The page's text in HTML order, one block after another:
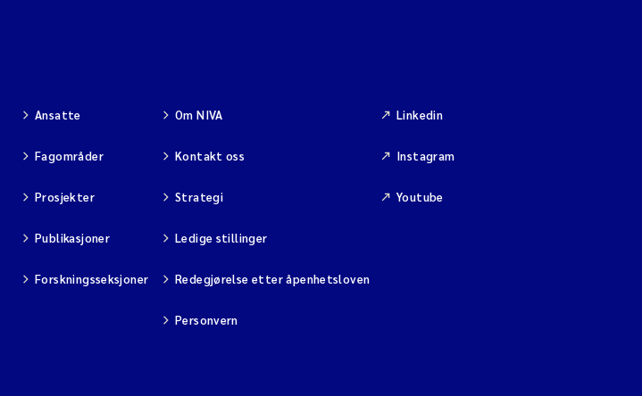
Ansatte
Fagområder
Prosjekter
Publikasjoner
Forskningsseksjoner
Om NIVA
Kontakt oss
Strategi
Ledige stillinger
Redegjørelse etter åpenhetsloven
Personvern
Linkedin
Instagram
Youtube